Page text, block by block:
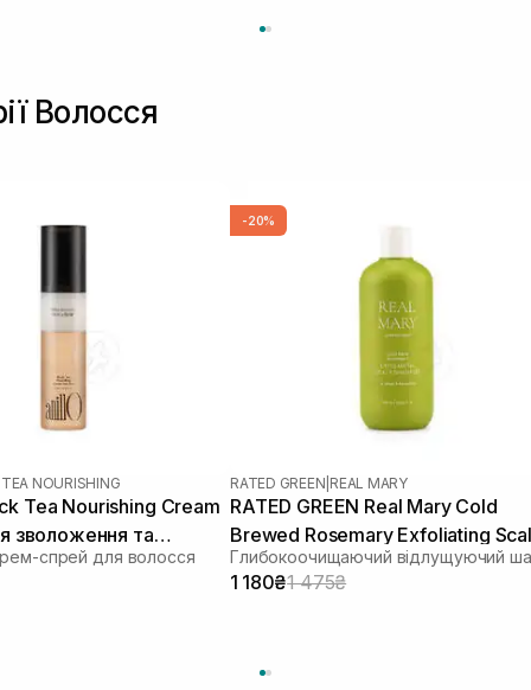
Волосся
NOURISHING
Tea Nourishing Cream
зволоження та
волосся 70 мл
спрей для волосся
-20%
RATED GREEN REAL MARY
RATED GREEN Real Mary Cold
Brewed Rosemary Exfoliating
Shampoo 400 ml
1 180₴1 475₴